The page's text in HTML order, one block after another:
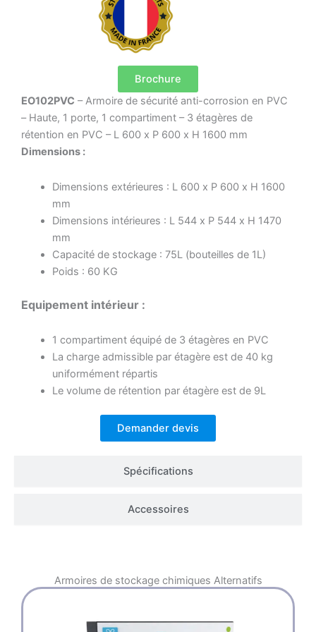
Spécifications
Accessoires
Brochure
EO102PVC – Armoire de sécurité anti-corrosion en PVC
– Haute, 1 porte, 1 compartiment – 3 étagères de
rétention en PVC – L 600 x P 600 x H 1600 mm
Dimensions :
Dimensions extérieures : L 600 x P 600 x H 1600
mm
Dimensions intérieures : L 544 x P 544 x H 1470
mm
Capacité de stockage : 75L (bouteilles de 1L)
Poids : 60 KG
Equipement intérieur :
1 compartiment équipé de 3 étagères en PVC
La charge admissible par étagère est de 40 kg
uniformément répartis
Le volume de rétention par étagère est de 9L
Demander devis
Armoires de stockage chimiques Alternatifs